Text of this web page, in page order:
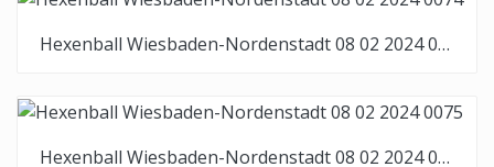
Hexenball Wiesbaden-Nordenstadt 08 02 2024 0074
Hexenball Wiesbaden-Nordenstadt 08 02 2024 0075